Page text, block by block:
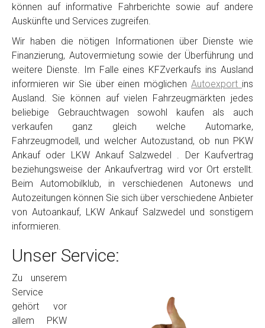
können auf informative Fahrberichte sowie auf andere
Auskünfte und Services zugreifen.
Wir haben die nötigen Informationen über Dienste wie
Finanzierung, Autovermietung sowie der Überführung und
weitere Dienste. Im Falle eines KFZverkaufs ins Ausland
informieren wir Sie über einen möglichenAutoexport ins
Ausland. Sie können auf vielen Fahrzeugmärkten jedes
beliebige Gebrauchtwagen sowohl kaufen als auch
verkaufen ganz gleich welche Automarke,
Fahrzeugmodell, und welcher Autozustand, ob nun PKW
Ankauf oder LKW Ankauf Salzwedel . Der Kaufvertrag
beziehungsweise der Ankaufvertrag wird vor Ort erstellt.
Beim Automobilklub, in verschiedenen Autonews und
Autozeitungen können Sie sich über verschiedene Anbieter
von Autoankauf, LKW Ankauf Salzwedel und sonstigem
informieren.
Unser Service:
Zu unserem
Service
gehört vor
allem PKW